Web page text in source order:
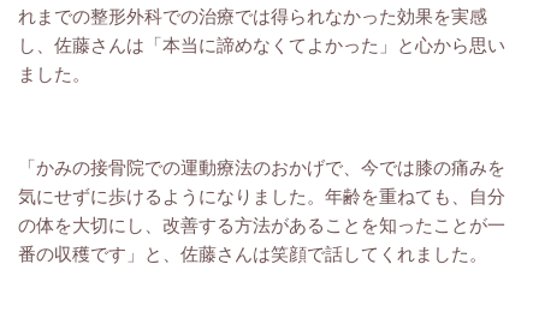
れまでの整形外科での治療では得られなかった効果を実感
し、佐藤さんは「本当に諦めなくてよかった」と心から思い
ました。
「かみの接骨院での運動療法のおかげで、今では膝の痛みを
気にせずに歩けるようになりました。年齢を重ねても、自分
の体を大切にし、改善する方法があることを知ったことが一
番の収穫です」と、佐藤さんは笑顔で話してくれました。